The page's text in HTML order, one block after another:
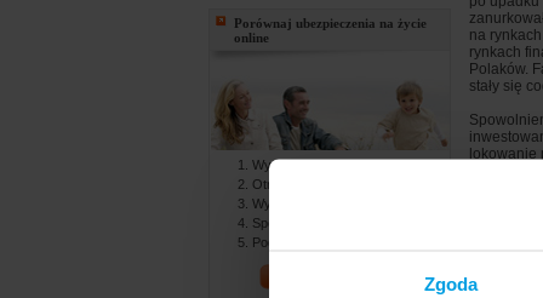
Zgoda
Porównaj ubezpieczenia na życie
online
Wypełniasz formularz online
Otrzymujesz gotowe oferty
Wybierasz najlepszą ofertę
Spotykasz się z agentem
Podpisujesz dokumenty
na
rynkach
Polaków.
stały się